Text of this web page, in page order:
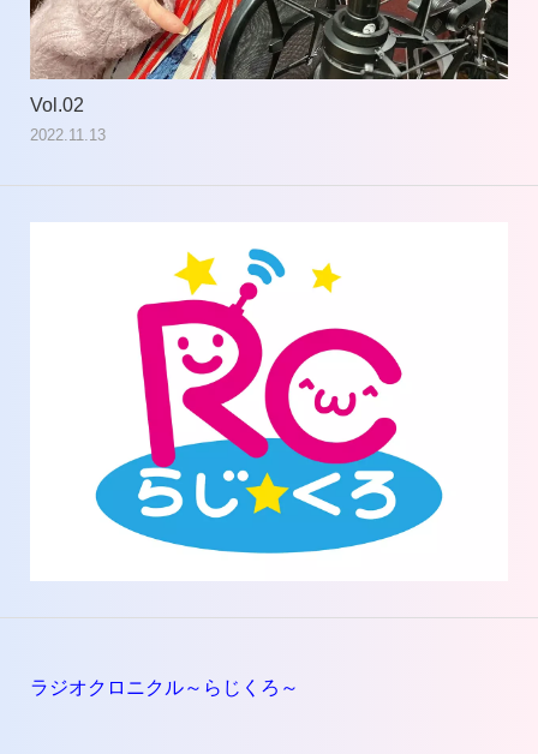
Vol.02
2022.11.13
ラジオクロニクル～らじくろ～